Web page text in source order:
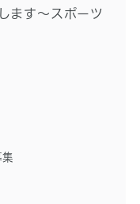
ます～スポーツ